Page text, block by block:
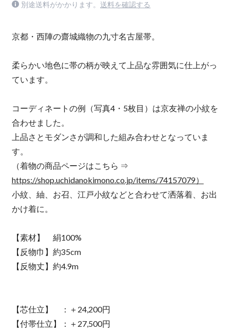
別途送料がかかります。 送料を確認する
京都・西陣の齋城織物の九寸名古屋帯。
柔らかい地色に帯の柄が映えて上品な雰囲気に仕上がっ
ています。
コーディネートの例（写真4・5枚目）は京友禅の小紋を
合わせました。
上品さとモダンさが調和した組み合わせとなっていま
す。
（着物の商品ページはこちら ⇒
https://shop.uchidanokimono.co.jp/items/74157079）
小紋、紬、お召、江戸小紋などと合わせて洒落着、お出
かけ着に。
【素材】 絹100%
【反物巾】約35cm
【反物丈】約4.9m
【芯仕立】 ：＋24,200円
【付帯仕立】：＋27,500円